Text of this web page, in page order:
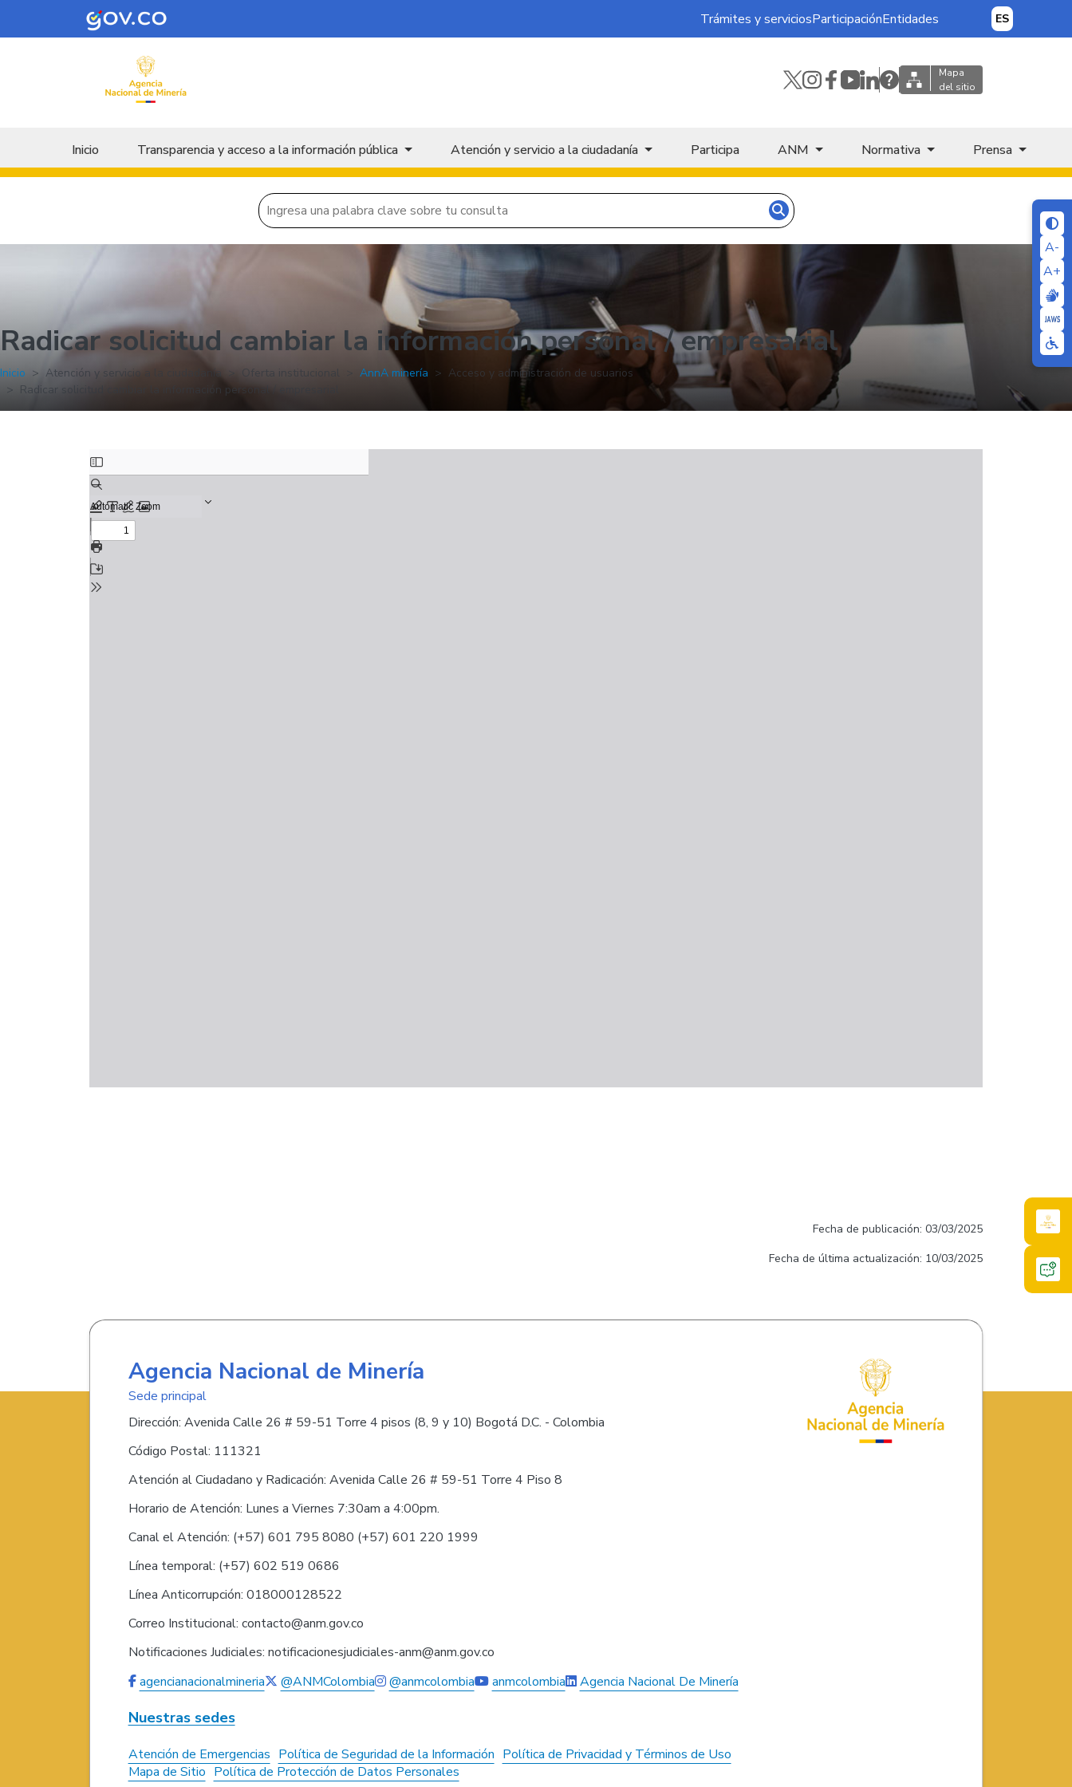
Skip to main content
A-
A+
Trámites y serviciosParticipaciónEntidades ES
Mapa
del sitio
Menu principal
Inicio Transparencia y acceso a la información pública Atención y servicio a la ciudadanía Participa ANM Normativa Prensa
Radicar solicitud cambiar la información personal / empresarial
Inicio Atención y servicio a la ciudadanía Oferta institucional AnnA minería
Acceso y administración de usuarios
Radicar solicitud cambiar la información personal / empresarial
Fecha de publicación: 03/03/2025
Fecha de última actualización: 10/03/2025
Agencia Nacional de Minería
Sede principal
Dirección: Avenida Calle 26 # 59-51 Torre 4 pisos (8, 9 y 10) Bogotá D.C. - Colombia
Código Postal: 111321
Atención al Ciudadano y Radicación: Avenida Calle 26 # 59-51 Torre 4 Piso 8
Horario de Atención: Lunes a Viernes 7:30am a 4:00pm.
Canal el Atención: (+57) 601 795 8080 (+57) 601 220 1999
Línea temporal: (+57) 602 519 0686
Línea Anticorrupción: 018000128522
Correo Institucional: contacto@anm.gov.co
Notificaciones Judiciales: notificacionesjudiciales-anm@anm.gov.co
agencianacionalmineria
@ANMColombia @anmcolombia anmcolombia Agencia Nacional De Minería
Nuestras sedes
Atención de Emergencias Política de Seguridad de la Información Política de Privacidad y Términos de Uso
Mapa de Sitio Política de Protección de Datos Personales